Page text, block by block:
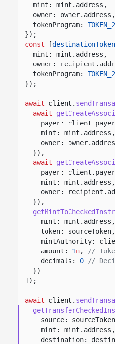
mint: mint.address,
owner: owner.address,
tokenProgram:
});
const
[destinationToken
mint: mint.address,
owner:
tokenProgram:
});
await client.
await
payer:
mint: mint.address,
owner:
}),
await
payer:
mint: mint.address,
owner:
}),
mint: mint.address,
token: sourceToken,
mintAuthority:
amount:
1n,
//
decimals:
0
//
})
]);
await client.
source:
mint: mint.address,
destination: